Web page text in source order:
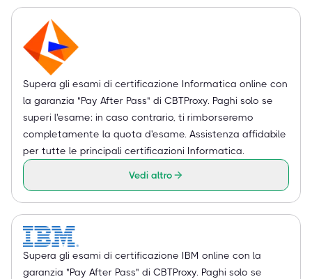
Supera gli esami di certificazione Informatica online con
la garanzia "Pay After Pass" di CBTProxy. Paghi solo se
superi l'esame: in caso contrario, ti rimborseremo
completamente la quota d'esame. Assistenza affidabile
per tutte le principali certificazioni Informatica.
Vedi altro
Supera gli esami di certificazione IBM online con la
garanzia "Pay After Pass" di CBTProxy. Paghi solo se